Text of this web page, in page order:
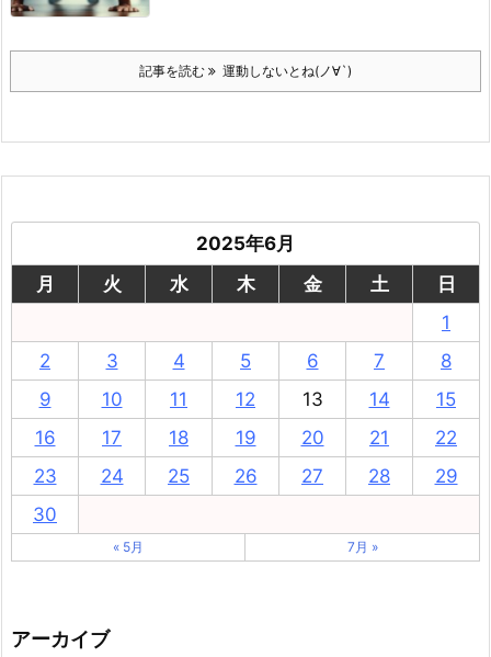
記事を読む 運動しないとね(ノ∀`)
2025年6月
月
火 水 木 金 土
日
1
2
3 4 5 6 7
8
9
10 11 12 13 14
15
16
17 18 19 20 21
22
23
24 25 26 27 28
29
30
« 5月 7月 »
アーカイブ